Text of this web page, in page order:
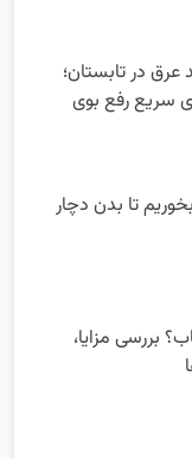
عرق در تابستان؛
سریع رفع بوی
تا بدن دچار
بررسی مزایا،